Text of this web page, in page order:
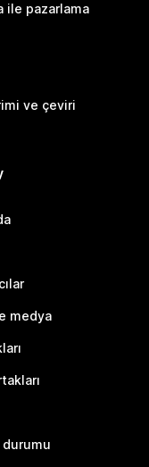
ile pazarlama
ve çeviri
medya